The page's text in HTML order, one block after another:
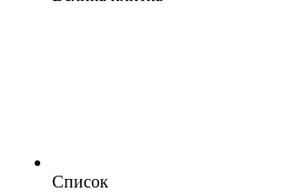
Список